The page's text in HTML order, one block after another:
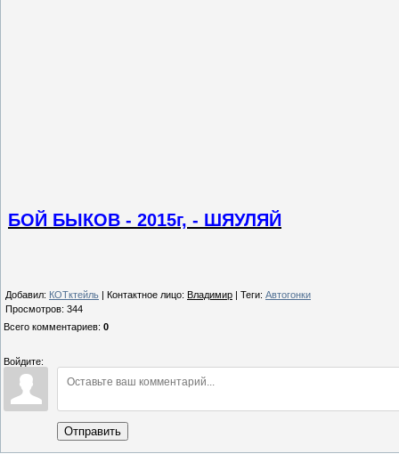
БОЙ БЫКОВ - 2015г, - ШЯУЛЯЙ
Добавил: КОТктейль | Контактное лицо: Владимир | Теги: Автогонки
Просмотров: 344
Всего комментариев: 0
Войдите:
Отправить